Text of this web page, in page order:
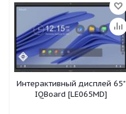
Интерактивный дисплей 65"
IQBoard [LE065MD]